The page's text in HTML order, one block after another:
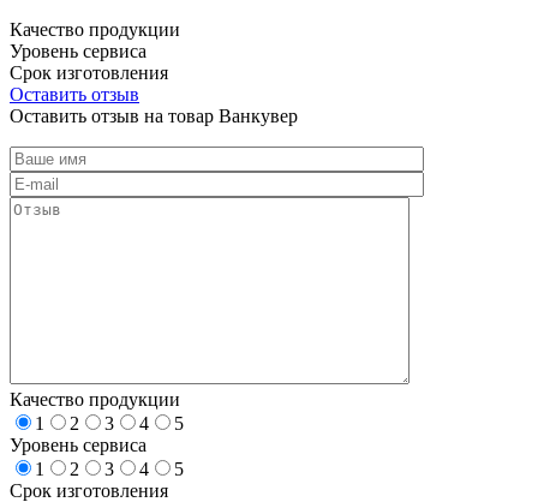
Качество продукции
Уровень сервиса
Срок изготовления
Оставить отзыв
Оставить отзыв на товар Ванкувер
Качество продукции
1
2 3 4
5
Уровень сервиса
1
2 3 4
5
Срок изготовления